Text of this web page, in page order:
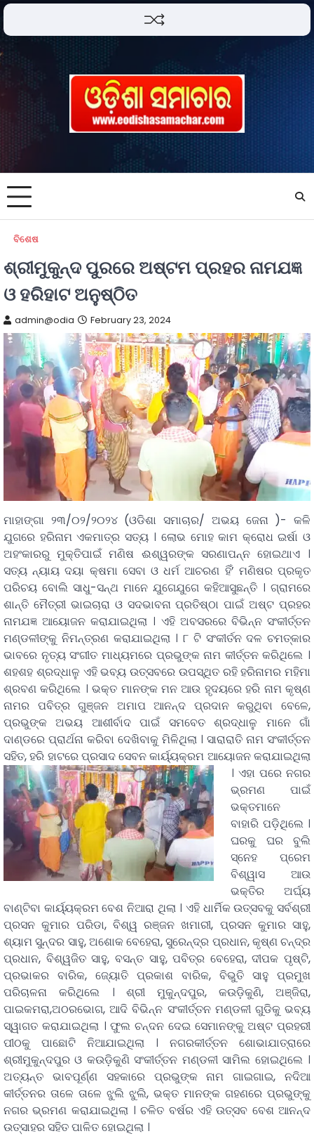
ବିଶେଷ
ଶ୍ରୀମୁକୁନ୍ଦ ପୁରରେ ଅଷ୍ଟମ ପ୍ରହର ନାମଯଜ୍ଞ
ଓ ହରିହାଟ ଅନୁଷ୍ଠିତ
admin@odia February 23, 2024
ମାହାଙ୍ଗା ୨୩/୦୨/୨୦୨୪ (ଓଡିଶା ସମାଚାର/ ଅଭୟ ଜେନା )- କଳି
ଯୁଗରେ ହରିନାମ ଏକମାତ୍ର ସତ୍ୟ । ଲୋଭ ମୋହ କାମ କ୍ରୋଧ ଇର୍ଷା ଓ
ଅହଂକାରରୁ ମୁକ୍ତିପାଇଁ ମଣିଷ ଈଶ୍ୱରଙ୍କ ସରଣାପନ୍ନ ହୋଇଥାଏ ।
ସତ୍ୟ ନ୍ୟାୟ ଦୟା କ୍ଷମା ସେବା ଓ ଧର୍ମ ଆଚରଣ ହିଁ’ ମଣିଷର ପ୍ରକୃତ
ପରିଚୟ ବୋଲି ସାଧୁ-ସନ୍ଥ ମାନେ ଯୁଗେଯୁଗେ କହିଆସୁଛନ୍ତି । ଗ୍ରାମରେ
ଶାନ୍ତି ମୈତ୍ରୀ ଭାଇଚାରା ଓ ସଦଭାବନା ପ୍ରତିଷ୍ଠା ପାଇଁ ଅଷ୍ଟ ପ୍ରହର
ନାମଯଜ୍ଞ ଆୟୋଜନ କରାଯାଇଥିଲା । ଏହି ଅବସରରେ ବିଭିନ୍ନ ସଂକୀର୍ତ୍ତନ
ମଣ୍ଡଳୀଙ୍କୁ ନିମନ୍ତ୍ରଣ କରାଯାଇଥିଲା । ୮ ଟି ସଂକୀର୍ତନ ଦଳ ଚମତ୍କାର
ଭାବରେ ନୃତ୍ୟ ସଂଗୀତ ମାଧ୍ୟମରେ ପ୍ରଭୁଙ୍କ ନାମ କୀର୍ତ୍ତନ କରିଥିଲେ ।
ଶହଶହ ଶ୍ରଦ୍ଧାଳୁ ଏହି ଭବ୍ୟ ଉତ୍ସବରେ ଉପସ୍ଥିତ ରହି ହରିନାମର ମହିମା
ଶ୍ରବଣ କରିଥିଲେ । ଭକ୍ତ ମାନଙ୍କ ମନ ଆଉ ହୃଦୟରେ ହରି ନାମ କୃଷ୍ଣ
ନାମର ପବିତ୍ର ଗୁଞ୍ଜନ ଅମାପ ଆନନ୍ଦ ପ୍ରଦାନ କରୁଥିବା ବେଳେ,
ପ୍ରଭୁଙ୍କ ଅଭୟ ଆଶୀର୍ବାଦ ପାଇଁ ସମବେତ ଶ୍ରଦ୍ଧାଳୁ ମାନେ ଗାଁ
ଦାଣ୍ଡରେ ପ୍ରାର୍ଥନା କରିବା ଦେଖିବାକୁ ମିଳିଥିଲା । ସାରାରାତି ନାମ ସଂକୀର୍ତ୍ତନ
ସହିତ, ହରି ହାଟରେ ପ୍ରସାଦ ସେବନ କାର୍ୟ୍ୟକ୍ରମ ଆୟୋଜନ କରାଯାଇଥିଲା
। ଏହା ପରେ ନଗର
ଭ୍ରମଣ ପାଇଁ
ଭକ୍ତମାନେ
ବାହାରି ପଡ଼ିଥିଲେ ।
ଘରକୁ ଘର ବୁଲି
ସ୍ନେହ ପ୍ରେମ
ବିଶ୍ୱାସ ଆଉ
ଭକ୍ତିର ଅର୍ଘ୍ୟ
ବାଣ୍ଟିବା କାର୍ୟ୍ୟକ୍ରମ ବେଶ ନିଆରା ଥିଲା । ଏହି ଧାର୍ମିକ ଉତ୍ସବକୁ ସର୍ବଶ୍ରୀ
ପ୍ରସନ କୁମାର ପରିଡା, ବିଶ୍ୱ ରଞ୍ଜନ ଖମାରୀ, ପ୍ରସନ କୁମାର ସାହୁ,
ଶ୍ୟାମ ସୁନ୍ଦର ସାହୁ, ଅଶୋକ ବେହେରା, ସୁରେନ୍ଦ୍ର ପ୍ରଧାନ, କୃଷ୍ଣ ଚନ୍ଦ୍ର
ପ୍ରଧାନ, ବିଶ୍ୱଜିତ ସାହୁ, ବସନ୍ତ ସାହୁ, ପବିତ୍ର ବେହେରା, ଦୀପକ ପୃଷ୍ଟି,
ପ୍ରଭାକର ବାରିକ, ଜ୍ୟୋତି ପ୍ରକାଶ ବାରିକ, ବିଭୁତି ସାହୁ ପ୍ରମୁଖ
ପରିଚାଳନା କରିଥିଲେ । ଶ୍ରୀ ମୁକୁନ୍ଦପୁର, କଉଡ଼ିକୁଣି, ଅଞ୍ଜିରା,
ପାଇକମରା,ଅଠରଭୋଗ, ଆଦି ବିଭିନ୍ନ ସଂକୀର୍ତ୍ତନ ମଣ୍ଡଳୀ ଗୁଡିକୁ ଭବ୍ୟ
ସ୍ୱାଗତ କରାଯାଇଥିଲା । ଫୁଲ ଚନ୍ଦନ ଦେଇ ସେମାନଙ୍କୁ ଅଷ୍ଟ ପ୍ରହରୀ
ପୀଠକୁ ପାଛୋଟି ନିଆଯାଇଥିଲା । ନଗରକୀର୍ତ୍ତନ ଶୋଭାଯାତ୍ରାରେ
ଶ୍ରୀମୁକୁନ୍ଦପୁର ଓ କଉଡ଼ିକୁଣି ସଂକୀର୍ତ୍ତନ ମଣ୍ଡଳୀ ସାମିଲ ହୋଇଥିଲେ ।
ଅତ୍ୟନ୍ତ ଭାବପୂର୍ଣ୍ଣ ସହକାରେ ପ୍ରଭୁଙ୍କ ନାମ ଗାଇଗାଇ, ନଦିଆ
କୀର୍ତ୍ତନର ତାଳେ ତାଳେ ଝୁଲି ଝୁଲି, ଭକ୍ତ ମାନଙ୍କ ଗହଣରେ ପ୍ରଭୁଙ୍କୁ
ନଗର ଭ୍ରମଣ କରାଯାଇଥିଲା । ଚଳିତ ବର୍ଷର ଏହି ଉତ୍ସବ ବେଶ ଆନନ୍ଦ
ଉତ୍ସାହର ସହିତ ପାଳିତ ହୋଇଥିଲା ।